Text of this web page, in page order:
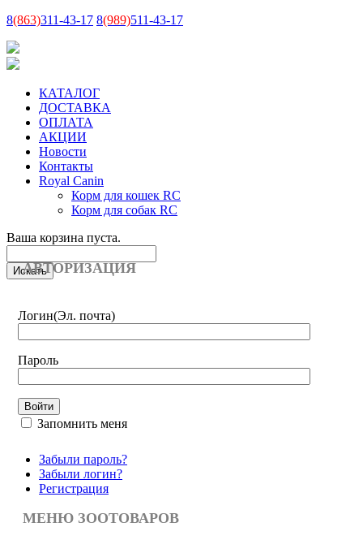
8(863)311-43-17 8(989)511-43-17
КАТАЛОГ
ДОСТАВКА
ОПЛАТА
АКЦИИ
Новости
Контакты
Royal Canin
Корм для кошек RC
Корм для собак RC
Ваша корзина пуста.
АВТОРИЗАЦИЯ
Логин(Эл. почта)
Пароль
Запомнить меня
Забыли пароль?
Забыли логин?
Регистрация
МЕНЮ ЗООТОВАРОВ